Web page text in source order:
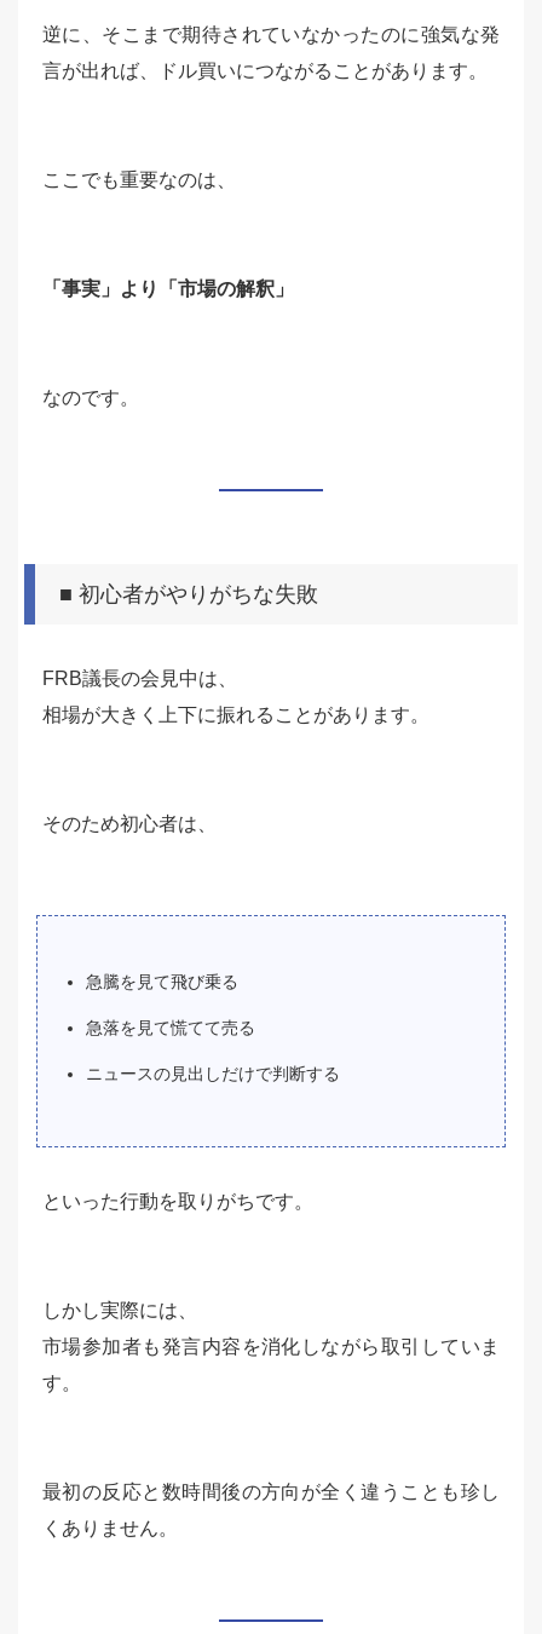
逆に、そこまで期待されていなかったのに強気な発
言が出れば、ドル買いにつながることがあります。
ここでも重要なのは、
「事実」より「市場の解釈」
なのです。
■ 初心者がやりがちな失敗
FRB議長の会見中は、
相場が大きく上下に振れることがあります。
そのため初心者は、
急騰を見て飛び乗る
急落を見て慌てて売る
ニュースの見出しだけで判断する
といった行動を取りがちです。
しかし実際には、
市場参加者も発言内容を消化しながら取引していま
す。
最初の反応と数時間後の方向が全く違うことも珍し
くありません。